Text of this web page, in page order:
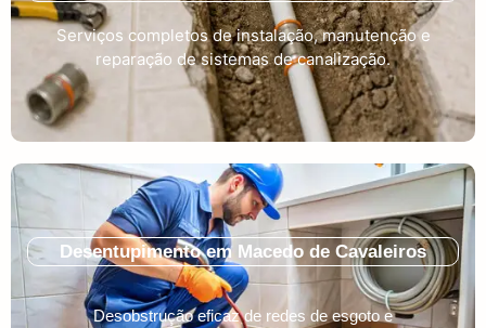
Serviços completos de instalação, manutenção e
reparação de sistemas de canalização.
Desentupimento em Macedo de Cavaleiros
Desobstrução eficaz de redes de esgoto e